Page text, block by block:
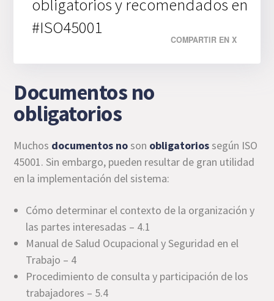
#ISO45001
COMPARTIR EN X
Documentos no
obligatorios
Muchos documentos noson obligatoriossegún ISO
45001. Sin embargo, pueden resultar de gran utilidad
en la implementación del sistema:
Cómo determinar el contexto de la organización y
las partes interesadas – 4.1
Manual de Salud Ocupacional y Seguridad en el
Trabajo – 4
Procedimiento de consulta y participación de los
trabajadores – 5.4